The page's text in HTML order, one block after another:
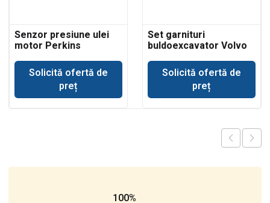
Senzor presiune ulei
motor Perkins
Solicită ofertă de
preț
Set garnituri
buldoexcavator Volvo
cupa incarcare
Solicită ofertă de
preț
100%